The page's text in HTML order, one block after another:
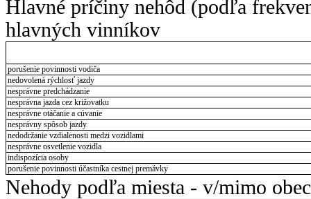
Hlavné príčiny nehôd (podľa
hlavných vinníkov
porušenie povinnosti vodiča
nedovolená rýchlosť jazdy
nesprávne predchádzanie
nesprávna jazda cez križovatku
nesprávne otáčanie a cúvanie
nesprávny spôsob jazdy
nedodržanie vzdialenosti medzi vozidlami
nesprávne osvetlenie vozidla
indispozícia osoby
porušenie povinnosti účastníka cestnej premávky
Nehody podľa miesta - v/mimo obec